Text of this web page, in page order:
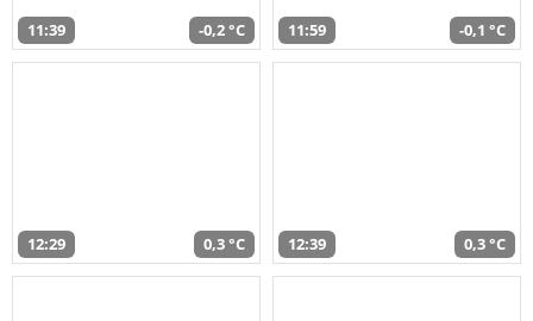
11:39 -0,2 °C 11:59 -0,1 °C
12:29 0,3 °C 12:39 0,3 °C